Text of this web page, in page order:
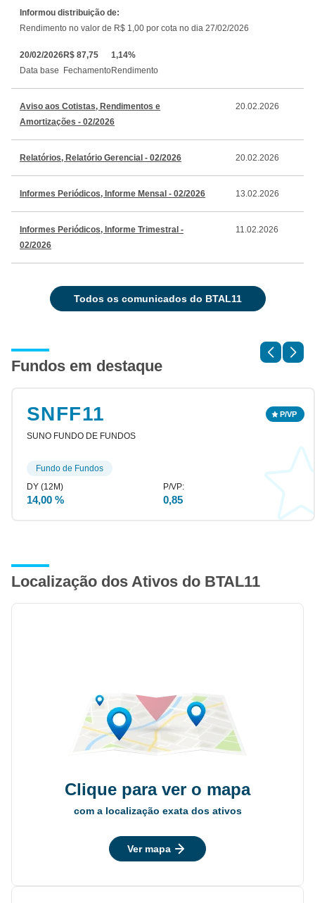
Informou distribuição de:
Rendimento no valor de R$ 1,00 por cota no dia 27/02/2026
20/02/2026
Data base
R$ 87,75
Fechamento
1,14%
Rendimento
Aviso aos Cotistas, Rendimentos e
Amortizações - 02/2026
20.02.2026
Relatórios, Relatório Gerencial - 02/2026 20.02.2026
Informes Periódicos, Informe Mensal - 02/2026 13.02.2026
Informes Periódicos, Informe Trimestral -
02/2026
11.02.2026
todos os comunicados do BTAL11
Fundos em destaque
SNFF11
SUNO FUNDO DE FUNDOS
14,00 % 0,85
Fundo de Fundos
Localização dos Ativos do BTAL11
Clique para ver o mapa
com a localização exata dos ativos
Ver mapa